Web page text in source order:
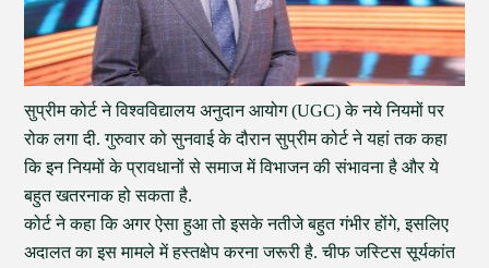
सुप्रीम कोर्ट ने विश्वविद्यालय अनुदान आयोग (UGC) के नये नियमों पर
रोक लगा दी. गुरुवार को सुनवाई के दौरान सुप्रीम कोर्ट ने यहां तक कहा
कि इन नियमों के प्रावधानों से समाज में विभाजन की संभावना है और ये
बहुत खतरनाक हो सकता है.
कोर्ट ने कहा कि अगर ऐसा हुआ तो इसके नतीजे बहुत गंभीर होंगे, इसलिए
अदालत का इस मामले में हस्तक्षेप करना जरूरी है. चीफ जस्टिस सूर्यकांत